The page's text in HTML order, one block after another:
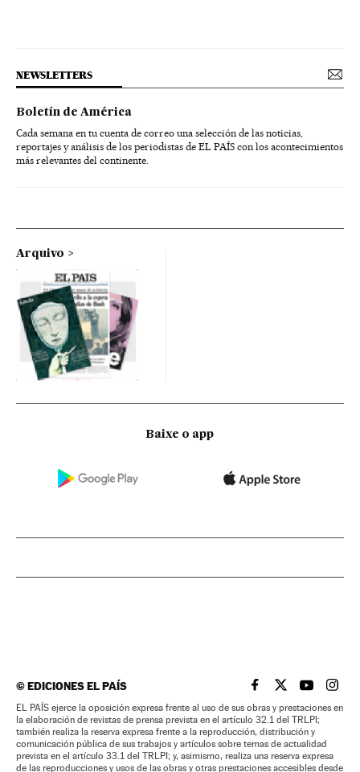
NEWSLETTERS
Boletín de América
Cada semana en tu cuenta de correo una selección de las noticias,
reportajes y análisis de los periodistas de EL PAÍS con los acontecimientos
más relevantes del continente.
Arquivo
Baixe o app
©EDICIONES EL PAÍS EL PAÍS BRASIL EN
EL PAÍSEL PAÍS
EL
EL PAÍS ejerce la oposición expresa frente al uso de sus obras y prestaciones en
la elaboración de revistas de prensa prevista en el artículo 32.1 del TRLPI;
también realiza la reserva expresa frente a la reproducción, distribución y
comunicación pública de sus trabajos y artículos sobre temas de actualidad
prevista en el artículo 33.1 del TRLPI; y, asimismo, realiza una reserva expresa
de las reproducciones y usos de las obras y otras prestaciones accesibles desde